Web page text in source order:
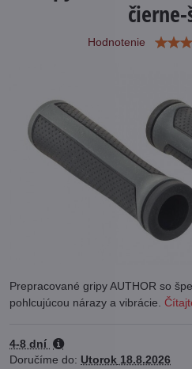
čierne-
Hodnotenie
Prepracované gripy AUTHOR so
pohlcujúcou nárazy a vibrácie.
4-8 dní
Doručíme do: Utorok 18.8.2026